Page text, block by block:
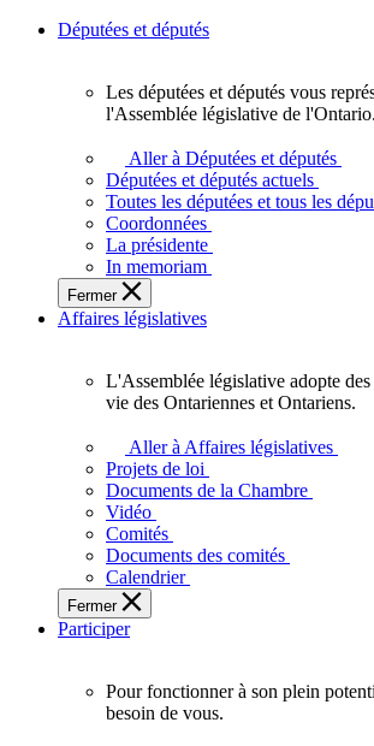
Députées et députés
députés
vous
représentent
sein
de
l'Assemblée
législative
l'Ontario.
Les députées et députés vous
l'Assemblée législative de l'Ontario.
Aller à Députées et députés
Députées et députés actuels
Toutes les députées et tous les
Coordonnées
La présidente
In memoriam
Fermer
Affaires législatives
L'Assemblée
adopte
touchent
des
Ontariennes
et
L'Assemblée législative adopte
vie des Ontariennes et Ontariens.
Aller à Affaires législatives
Projets de loi
Documents de la Chambre
Vidéo
Comités
Documents des comités
Calendrier
Fermer
Participer
Pour fonctionner à son plein
besoin de vous.